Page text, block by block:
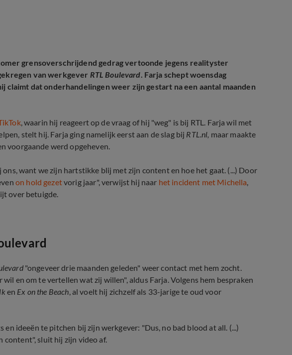
grensoverschrijdend gedrag vertoonde jegens realityster
van werkgever RTL Boulevard. Farja schept woensdag
dat onderhandelingen weer zijn gestart na een aantal maanden
, waarin hij reageert op de vraag of hij "weg" is bij RTL. Farja wil met
stelt hij. Farja ging namelijk eerst aan de slag bij RTL.nl, maar maakte
voorgaande werd opgeheven.
ons, want we zijn hartstikke blij met zijn content en hoe het gaat. (...) Door
on hold gezetvorig jaar", verwijst hij naar het incident met Michella,
over betuigde.
Kox
"ongeveer drie maanden geleden" weer contact met hem zocht.
en om te vertellen wat zij willen", aldus Farja. Volgens hem bespraken
en Ex on the Beach, al voelt hij zichzelf als 33-jarige te oud voor
ideeën te pitchen bij zijn werkgever: "Dus, no bad blood at all. (...)
content", sluit hij zijn video af.